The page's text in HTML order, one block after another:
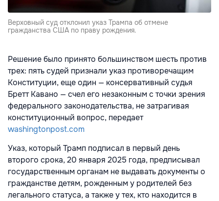
Верховный суд отклонил указ Трампа об отмене
гражданства США по праву рождения.
Решение было принято большинством шесть против
трех: пять судей признали указ противоречащим
Конституции, еще один — консервативный судья
Бретт Кавано — счел его незаконным с точки зрения
федерального законодательства, не затрагивая
конституционный вопрос, передает
washingtonpost.com
Указ, который Трамп подписал в первый день
второго срока, 20 января 2025 года, предписывал
государственным органам не выдавать документы о
гражданстве детям, рожденным у родителей без
легального статуса, а также у тех, кто находится в